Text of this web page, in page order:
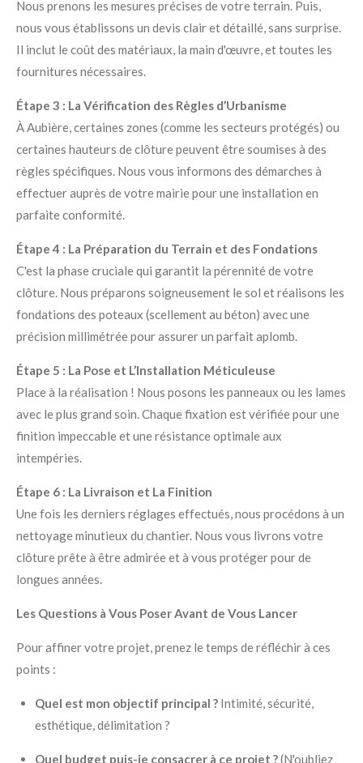
Nous prenons les mesures précises de votre terrain. Puis,
nous vous établissons un devis clair et détaillé, sans surprise.
Il inclut le coût des matériaux, la main d'œuvre, et toutes les
fournitures nécessaires.
Étape 3 : La Vérification des Règles d’Urbanisme
À Aubière, certaines zones (comme les secteurs protégés) ou
certaines hauteurs de clôture peuvent être soumises à des
règles spécifiques. Nous vous informons des démarches à
effectuer auprès de votre mairie pour une installation en
parfaite conformité.
Étape 4 : La Préparation du Terrain et des Fondations
C'est la phase cruciale qui garantit la pérennité de votre
clôture. Nous préparons soigneusement le sol et réalisons les
fondations des poteaux (scellement au béton) avec une
précision millimétrée pour assurer un parfait aplomb.
Étape 5 : La Pose et L’Installation Méticuleuse
Place à la réalisation ! Nous posons les panneaux ou les lames
avec le plus grand soin. Chaque fixation est vérifiée pour une
finition impeccable et une résistance optimale aux
intempéries.
Étape 6 : La Livraison et La Finition
Une fois les derniers réglages effectués, nous procédons à un
nettoyage minutieux du chantier. Nous vous livrons votre
clôture prête à être admirée et à vous protéger pour de
longues années.
Les Questions à Vous Poser Avant de Vous Lancer
Pour affiner votre projet, prenez le temps de réfléchir à ces
points :
Quel est mon objectif principal ?Intimité, sécurité,
esthétique, délimitation ?
Quel budget puis-je consacrer à ce projet ?(N'oubliez